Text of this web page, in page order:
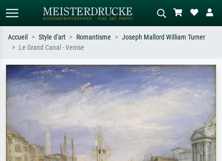
Recherchez par artiste, titre ou style –
ex. Monet, Nuit étoilée,
impressionnisme, vague de Hokusai,
nu.
Décrivez la scène – ex. prairie verte,
abstrait avec beaucoup de rouge,
tableau sombre, nu debout près d'un
Accueil Style d'art Romantisme
Joseph Mallord William Turner
Le Grand Canal - Venise